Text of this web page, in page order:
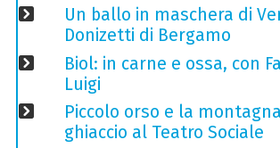
Un ballo in maschera di
Donizetti di Bergamo
Biol: in carne e ossa, con
Luigi
Piccolo orso e la
ghiaccio al Teatro Sociale